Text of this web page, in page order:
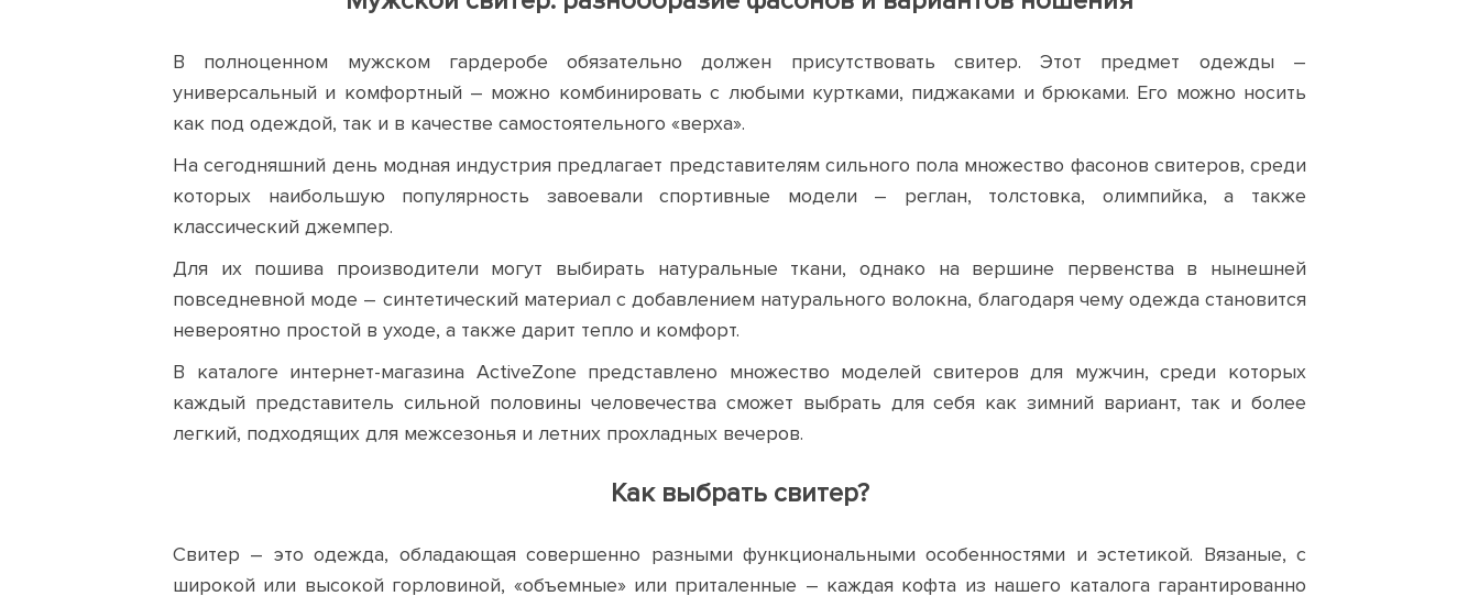
В полноценном мужском гардеробе обязательно должен присутствовать свитер. Этот предмет одежды –
универсальный и комфортный – можно комбинировать с любыми куртками, пиджаками и брюками. Его можно носить
как под одеждой, так и в качестве самостоятельного «верха».
На сегодняшний день модная индустрия предлагает представителям сильного пола множество фасонов свитеров, среди
которых наибольшую популярность завоевали спортивные модели – реглан, толстовка, олимпийка, а также
классический джемпер.
Для их пошива производители могут выбирать натуральные ткани, однако на вершине первенства в нынешней
повседневной моде – синтетический материал с добавлением натурального волокна, благодаря чему одежда становится
невероятно простой в уходе, а также дарит тепло и комфорт.
В каталоге интернет-магазина ActiveZone представлено множество моделей свитеров для мужчин, среди которых
каждый представитель сильной половины человечества сможет выбрать для себя как зимний вариант, так и более
легкий, подходящих для межсезонья и летних прохладных вечеров.
Как выбрать свитер?
Свитер – это одежда, обладающая совершенно разными функциональными особенностями и эстетикой. Вязаные, с
широкой или высокой горловиной, «объемные» или приталенные – каждая кофта из нашего каталога гарантированно